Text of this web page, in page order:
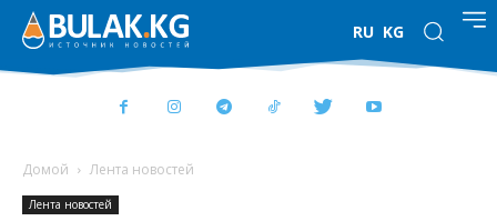
RU KG
Домой Лента новостей
Лента новостей